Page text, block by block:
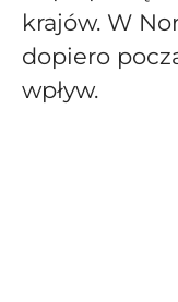
krajów. W
dopiero
wpływ.